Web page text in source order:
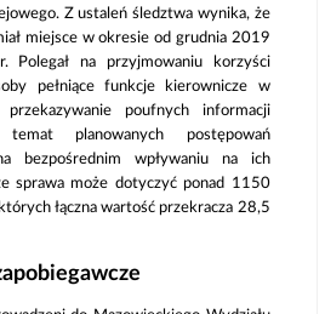
Z ustaleń śledztwa wynika, że
miejsce w okresie od grudnia 2019
na przyjmowaniu korzyści
pełniące funkcje kierownicze w
poufnych informacji
planowanych postępowań
bezpośrednim wpływaniu na ich
sprawa może dotyczyć ponad 1150
łączna wartość przekracza 28,5